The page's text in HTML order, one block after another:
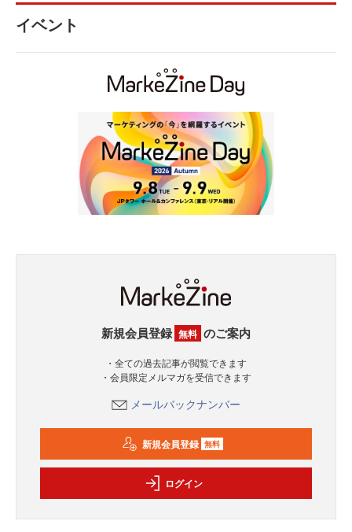
イベント
新規会員登録 無料 のご案内
・全ての過去記事が閲覧できます
・会員限定メルマガを受信できます
メールバックナンバー
新規会員登録 無料
ログイン